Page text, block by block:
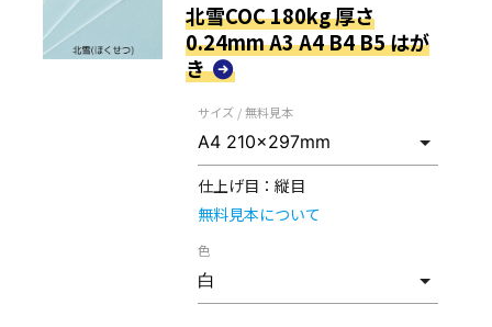
北雪COC 180kg 厚さ
0.24mm A3 A4 B4 B5 はが
き
サイズ / 無料見本
仕上げ目： 縦目
無料見本について
色